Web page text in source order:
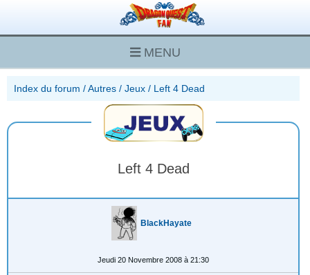
MENU
Index du forum /Autres / Jeux / Left 4 Dead
Left 4 Dead
BlackHayate
Jeudi 20 Novembre 2008 à 21:30